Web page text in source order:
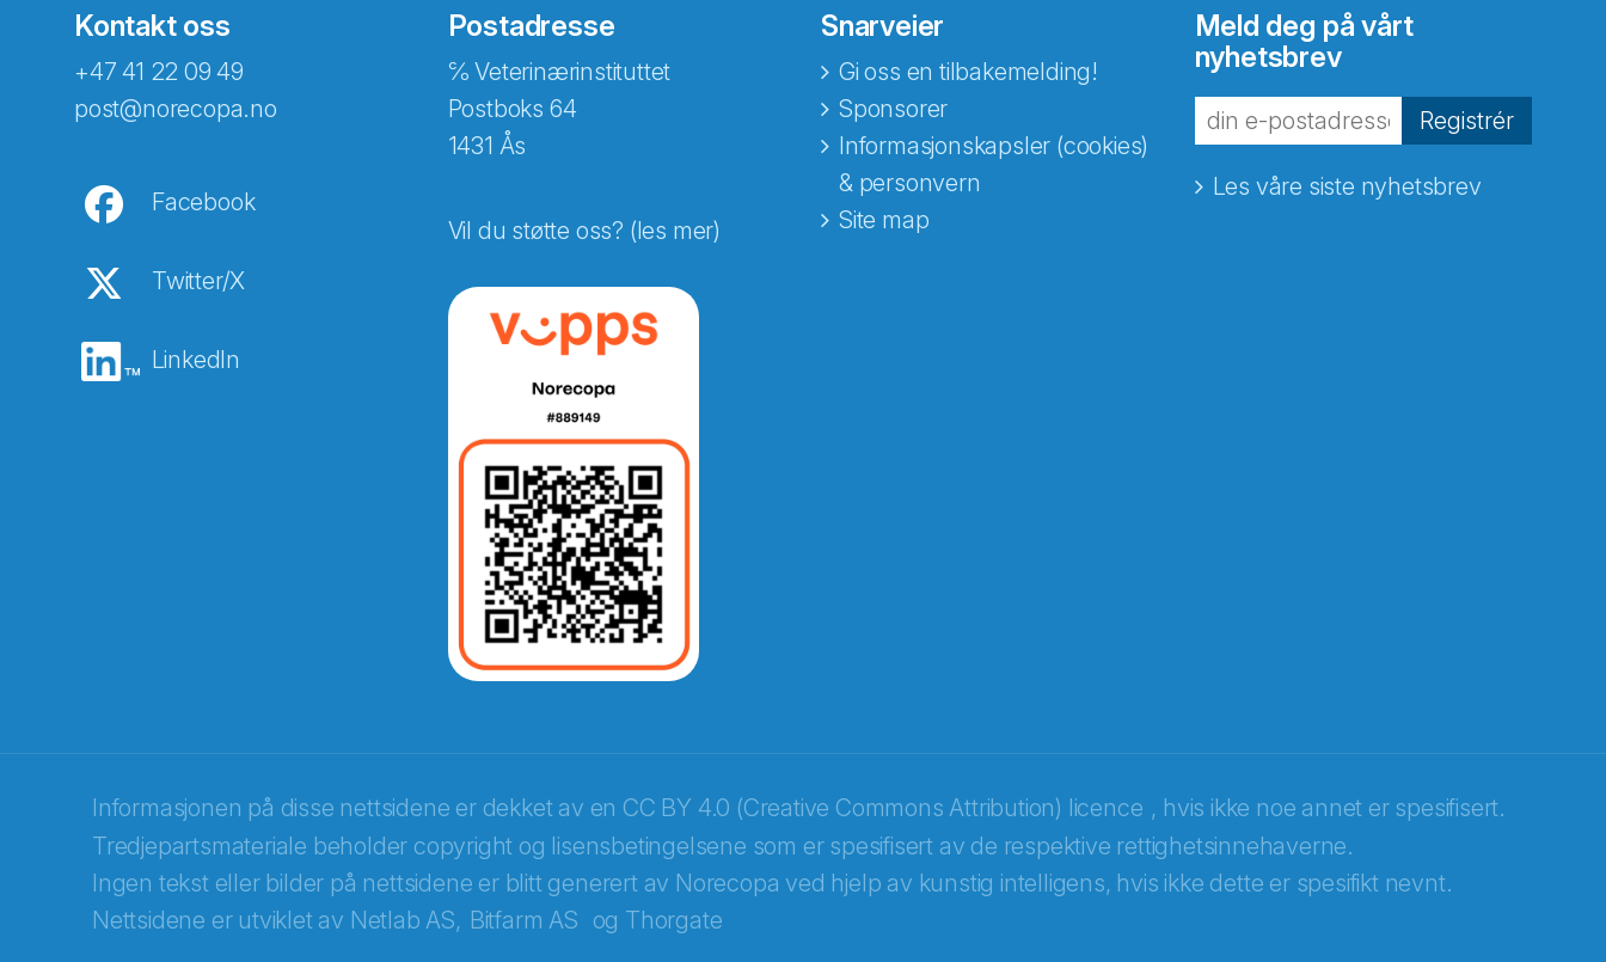
Kontakt oss
+47 41 22 09 49
post@norecopa.no
Facebook
Twitter/X
LinkedIn
Postadresse
℅ Veterinærinstituttet
Postboks 64
1431 Ås
Vil du støtte oss? (les mer)
Snarveier
Gi oss en tilbakemelding!
Sponsorer
Informasjonskapsler (cookies)
& personvern
Site map
Meld deg på vårt
nyhetsbrev
Registrér
Les våre siste nyhetsbrev
Informasjonen på disse nettsidene er dekket av en CC BY 4.0 (Creative Commons Attribution) licence , hvis ikke noe annet er spesifisert.
Tredjepartsmateriale beholder copyright og lisensbetingelsene som er spesifisert av de respektive rettighetsinnehaverne.
Ingen tekst eller bilder på nettsidene er blitt generert av Norecopa ved hjelp av kunstig intelligens, hvis ikke dette er spesifikt nevnt.
Nettsidene er utviklet av Netlab AS, Bitfarm AS og Thorgate
Abonnér på nyhetsbrevene fra Norecopa